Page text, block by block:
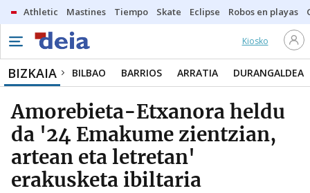
Athletic Mastines Tiempo Skate Eclipse Robos en playas
Kiosko
BIZKAIA BILBAO BARRIOS ARRATIA DURANGALDEA
Amorebieta-Etxanora heldu
da '24 Emakume zientzian,
artean eta letretan'
erakusketa ibiltaria